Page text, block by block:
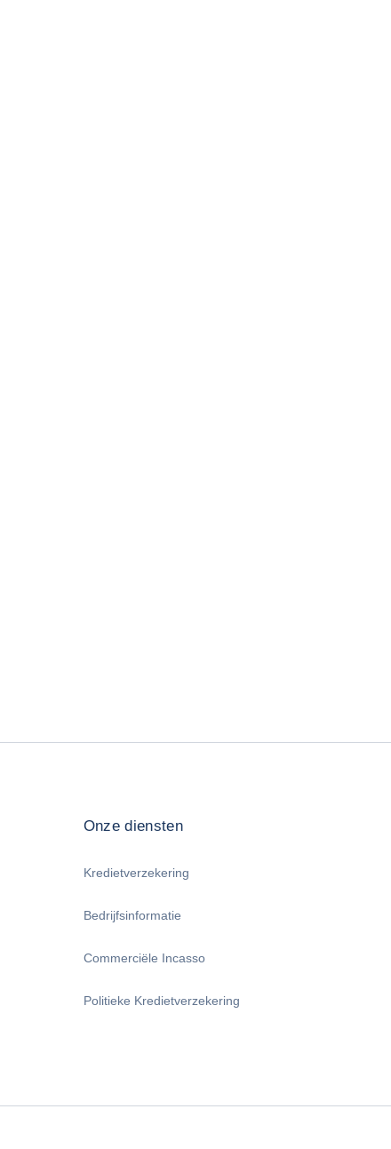
Onze diensten
Kredietverzekering
Bedrijfsinformatie
Commerciële Incasso
Politieke Kredietverzekering